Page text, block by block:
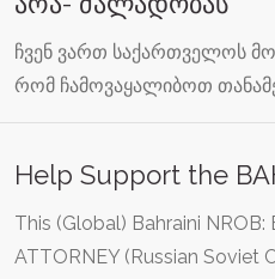
ჩვენ ვართ საქართველოს
რომ ჩამოვაყალიბოთ
Help Support the
This (Global) Bahraini
ATTORNEY (Russian Soviet